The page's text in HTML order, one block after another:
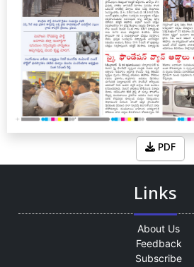
PDF
Links
About Us
Feedback
Subscribe